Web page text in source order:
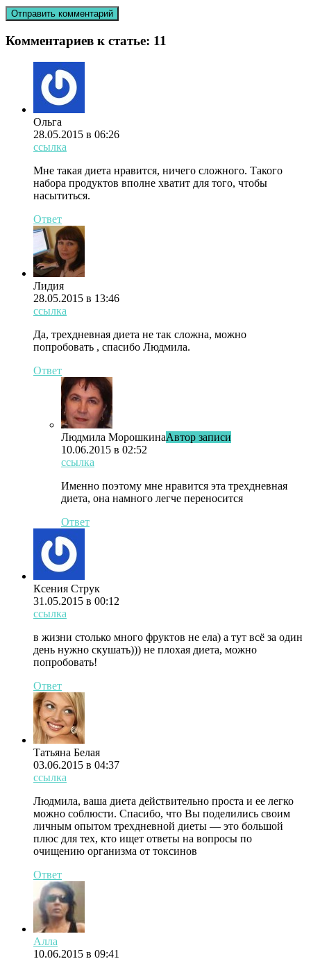
Комментариев к статье: 11
Ольга
28.05.2015 в 06:26
ссылка
Мне такая диета нравится, ничего сложного. Такого
набора продуктов вполне хватит для того, чтобы
насытиться.
Ответ
Лидия
28.05.2015 в 13:46
ссылка
Да, трехдневная диета не так сложна, можно
попробовать , спасибо Людмила.
Ответ
Людмила МорошкинаАвтор записи
10.06.2015 в 02:52
ссылка
Именно поэтому мне нравится эта трехдневная
диета, она намного легче переносится
Ответ
Ксения Струк
31.05.2015 в 00:12
ссылка
в жизни столько много фруктов не ела) а тут всё за один
день нужно скушать))) не плохая диета, можно
попробовать!
Ответ
Татьяна Белая
03.06.2015 в 04:37
ссылка
Людмила, ваша диета действительно проста и ее легко
можно соблюсти. Спасибо, что Вы поделились своим
личным опытом трехдневной диеты — это большой
плюс для тех, кто ищет ответы на вопросы по
очищению организма от токсинов
Ответ
Алла
10.06.2015 в 09:41